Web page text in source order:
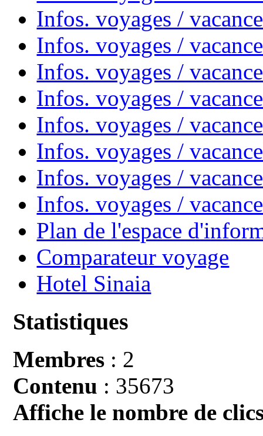
Infos. voyages /
Infos. voyages /
Infos. voyages /
Infos. voyages /
Infos. voyages /
Infos. voyages /
Infos. voyages /
Infos. voyages /
Plan de l'espace
Comparateur voyage
Hotel Sinaia
Statistiques
Membres : 2
Contenu : 35673
Affiche le nombre de